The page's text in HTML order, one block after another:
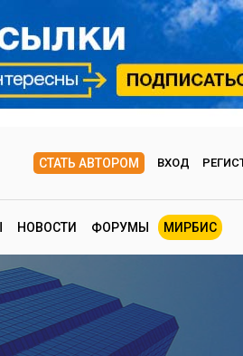
СТАТЬ АВТОРОМ ВХОД
НОВОСТИ ФОРУМЫ МИРБИС